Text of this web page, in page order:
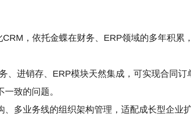
CRM，依托金蝶在财务、ERP领域的多年积累
、进销存、ERP模块天然集成，可实现合同
致的问题。
多业务线的组织架构管理，适配成长型企业